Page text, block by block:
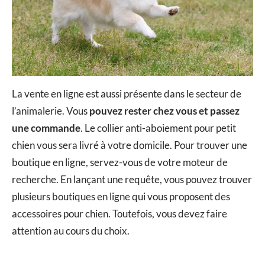
La vente en ligne est aussi présente dans le secteur de
l’animalerie. Vouspouvez rester chez vous et passez
une commande. Le collier anti-aboiement pour petit
chien vous sera livré à votre domicile. Pour trouver une
boutique en ligne, servez-vous de votre moteur de
recherche. En lançant une requête, vous pouvez trouver
plusieurs boutiques en ligne qui vous proposent des
accessoires pour chien. Toutefois, vous devez faire
attention au cours du choix.